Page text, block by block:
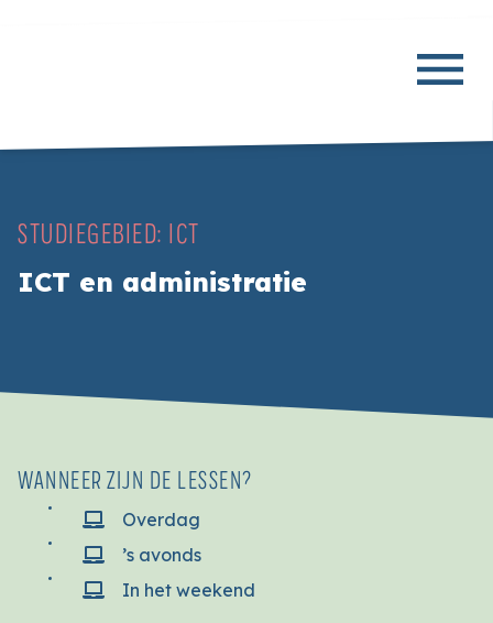
STUDIEGEBIED: ICT
ICT en administratie
WANNEER ZIJN DE LESSEN?
Overdag
’s avonds
In het weekend